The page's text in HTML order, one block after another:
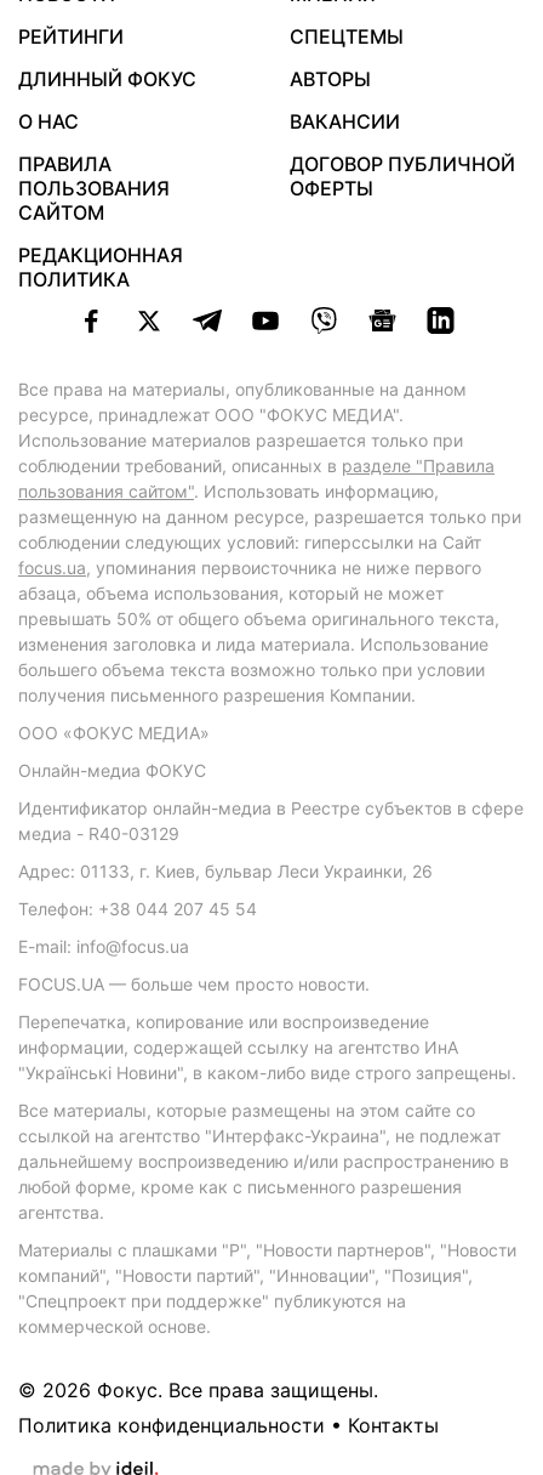
РЕЙТИНГИ
СПЕЦТЕМЫ
ДЛИННЫЙ ФОКУС
АВТОРЫ
О НАС
ВАКАНСИИ
ПРАВИЛА
ПОЛЬЗОВАНИЯ
САЙТОМ
ДОГОВОР ПУБЛИЧНОЙ
ОФЕРТЫ
РЕДАКЦИОННАЯ
ПОЛИТИКА
Все права на материалы, опубликованные на данном
ресурсе, принадлежат ООО "ФОКУС МЕДИА".
Использование материалов разрешается только при
соблюдении требований, описанных в разделе "Правила
пользования сайтом". Использовать информацию,
размещенную на данном ресурсе, разрешается только при
соблюдении следующих условий: гиперссылки на Сайт
focus.ua, упоминания первоисточника не ниже первого
абзаца, объема использования, который не может
превышать 50% от общего объема оригинального текста,
изменения заголовка и лида материала. Использование
большего объема текста возможно только при условии
получения письменного разрешения Компании.
ООО «ФОКУС МЕДИА»
Онлайн-медиа ФОКУС
Идентификатор онлайн-медиа в Реестре субъектов в сфере
медиа - R40-03129
Адрес: 01133, г. Киев, бульвар Леси Украинки, 26
Телефон: +38 044 207 45 54
E-mail: info@focus.ua
FOCUS.UA — больше чем просто новости.
Перепечатка, копирование или воспроизведение
информации, содержащей ссылку на агентство ИнА
"Українські Новини", в каком-либо виде строго запрещены.
Все материалы, которые размещены на этом сайте со
ссылкой на агентство "Интерфакс-Украина", не подлежат
дальнейшему воспроизведению и/или распространению в
любой форме, кроме как с письменного разрешения
агентства.
Материалы с плашками "Р", "Новости партнеров", "Новости
компаний", "Новости партий", "Инновации", "Позиция",
"Спецпроект при поддержке" публикуются на
коммерческой основе.
© 2026 Фокус. Все права защищены.
Политика конфиденциальности • Контакты